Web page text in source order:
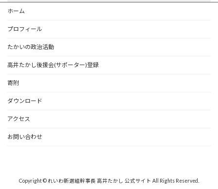
ホーム
プロフィール
たかいの政治活動
高井たかし後援会(サポーター)登録
寄附
ダウンロード
アクセス
お問い合わせ
Copyright © れいわ新選組幹事長 高井たかし 公式サイト All Rights Reserved.